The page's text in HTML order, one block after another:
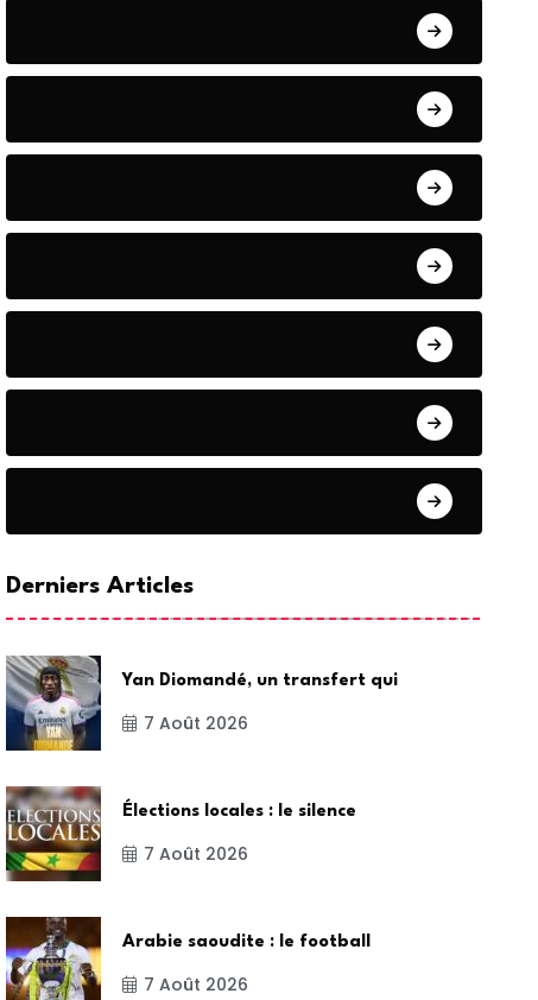
Derniers Articles
Yan Diomandé, un transfert qui
7 Août 2026
Élections locales : le silence
7 Août 2026
Arabie saoudite : le football
7 Août 2026